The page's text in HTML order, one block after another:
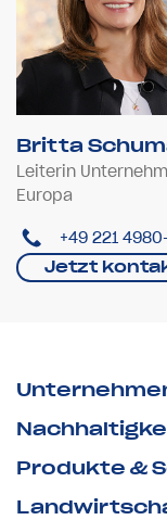
Britta
Leiterin
Europa
+49 221
Jetzt
Produkte &